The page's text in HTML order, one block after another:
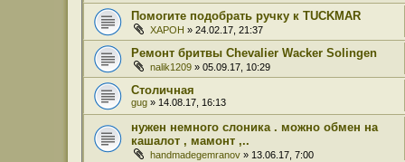
Помогите подобрать ручку к TUCKMAR
XAPOH » 24.02.17, 21:37
Ремонт бритвы Chevalier Wacker Solingen
nalik1209 » 05.09.17, 10:29
Столичная
gug » 14.08.17, 16:13
нужен немного слоника . можно обмен на
кашалот , мамонт ,..
handmadegemranov » 13.06.17, 7:00